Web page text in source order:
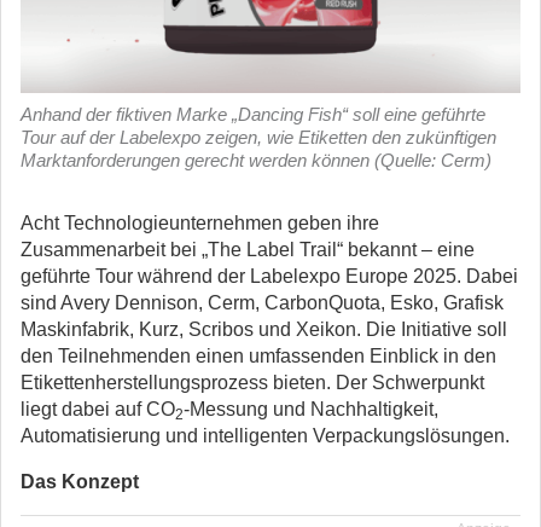
Anhand der fiktiven Marke „Dancing Fish“ soll eine geführte
Tour auf der Labelexpo zeigen, wie Etiketten den zukünftigen
Marktanforderungen gerecht werden können (Quelle: Cerm)
Acht Technologieunternehmen geben ihre
Zusammenarbeit bei „The Label Trail“ bekannt – eine
geführte Tour während der Labelexpo Europe 2025. Dabei
sind Avery Dennison, Cerm, CarbonQuota, Esko, Grafisk
Maskinfabrik, Kurz, Scribos und Xeikon. Die Initiative soll
den Teilnehmenden einen umfassenden Einblick in den
Etikettenherstellungsprozess bieten. Der Schwerpunkt
liegt dabei auf CO2-Messung und Nachhaltigkeit,
Automatisierung und intelligenten Verpackungslösungen.
Das Konzept